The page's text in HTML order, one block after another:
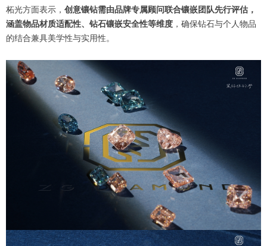
柘光方面表示， 创意镶钻需由品牌专属顾问联合镶嵌团队先行评估，
涵盖物品材质适配性、钻石镶嵌安全性等维度 ，确保钻石与个人物品
的结合兼具美学性与实用性。